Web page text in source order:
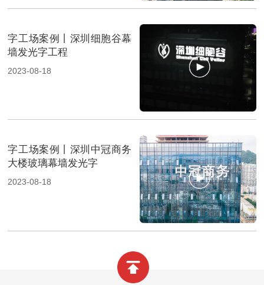
字工场案例丨深圳细胞谷幕
墙发光字工程
2023-08-18
字工场案例丨深圳中冠商务
大楼玻璃幕墙发光字
2023-08-18